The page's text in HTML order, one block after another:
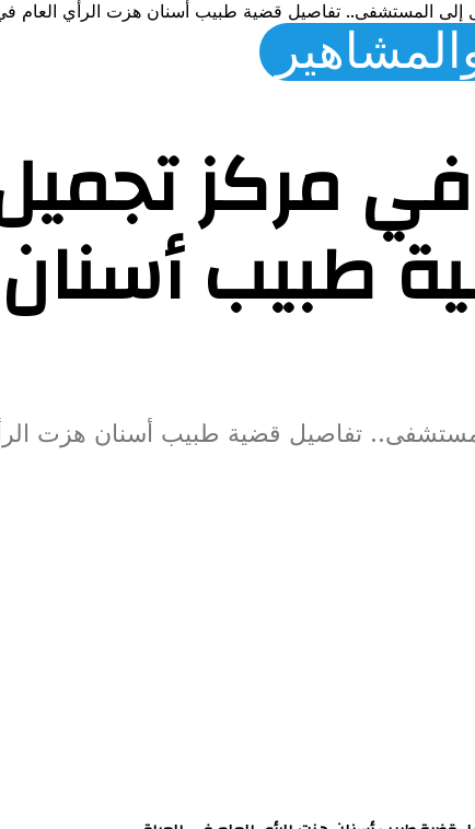
المستشفى.. تفاصيل قضية طبيب أسنان هزت الرأي العام
مركز
طبيب أسنان
تفاصيل قضية طبيب أسنان هزت